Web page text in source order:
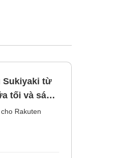
Sukiyaki từ
tối và sáng
Rakuten